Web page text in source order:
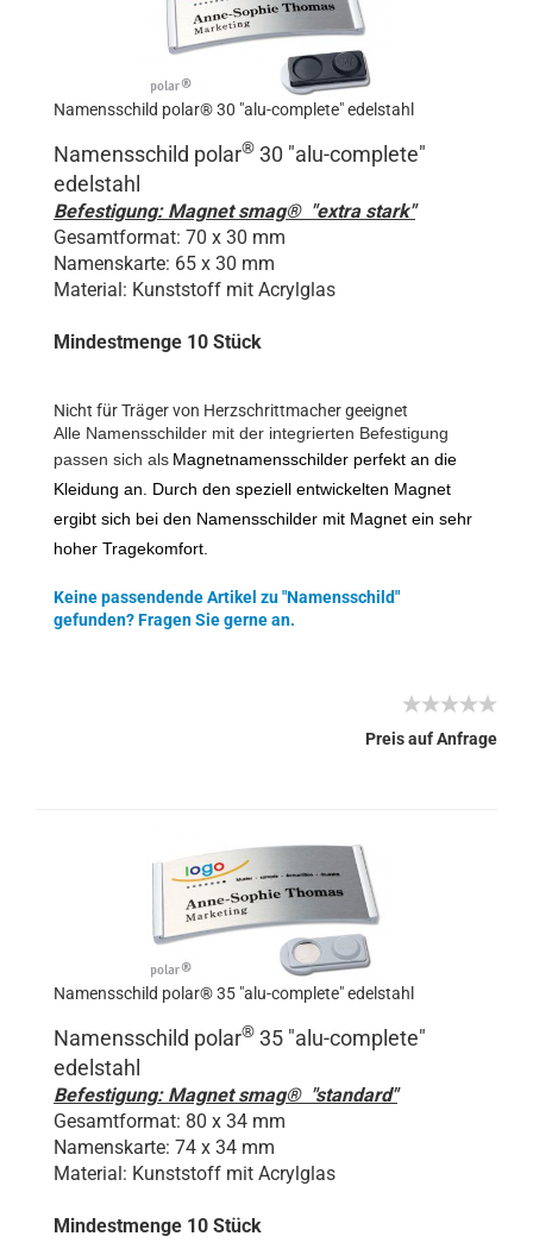
Namensschild polar® 30 "alu-complete" edelstahl
Namensschild polar® 30 "alu-complete"
edelstahl
Befestigung: Magnet smag® "extra stark"
Gesamtformat: 70 x 30 mm
Namenskarte: 65 x 30 mm
Material: Kunststoff mit Acrylglas
Mindestmenge 10 Stück
Nicht für Träger von Herzschrittmacher geeignet
Alle Namensschilder mit der integrierten Befestigung
passen sich als Magnetnamensschilder perfekt an die
Kleidung an. Durch den speziell entwickelten Magnet
ergibt sich bei den Namensschilder mit Magnet ein sehr
hoher Tragekomfort.
Keine passendende Artikel zu "Namensschild"
gefunden? Fragen Sie gerne an.
Preis auf Anfrage
Namensschild polar® 35 "alu-complete" edelstahl
Namensschild polar® 35 "alu-complete"
edelstahl
Befestigung: Magnet smag® "standard"
Gesamtformat: 80 x 34 mm
Namenskarte: 74 x 34 mm
Material: Kunststoff mit Acrylglas
Mindestmenge 10 Stück